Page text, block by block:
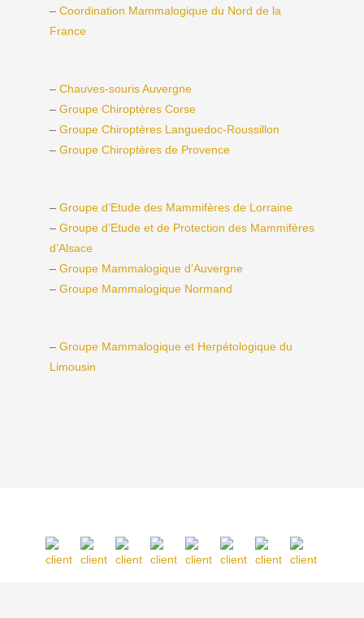
– Coordination Mammalogique du Nord de la
France
– Chauves-souris Auvergne
– Groupe Chiroptères Corse
– Groupe Chiroptères Languedoc-Roussillon
– Groupe Chiroptères de Provence
– Groupe d’Etude des Mammifères de Lorraine
– Groupe d’Etude et de Protection des Mammifères
d’Alsace
– Groupe Mammalogique d’Auvergne
– Groupe Mammalogique Normand
– Groupe Mammalogique et Herpétologique du
Limousin